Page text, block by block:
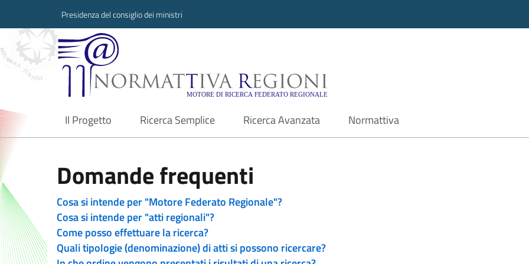
Presidenza del consiglio dei ministri
Normattiva Regioni - Motore di ricerca
Il Progetto
current Ricerca Semplice Ricerca Avanzata Normattiva
Domande frequenti
Cosa si intende per "Motore Federato Regionale"?
Cosa si intende per "atti regionali"?
Come posso effettuare la ricerca?
Quali tipologie (denominazione) di atti si possono ricercare?